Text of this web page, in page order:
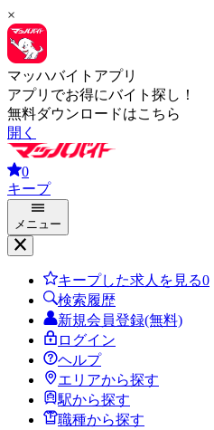
×
マッハバイトアプリ
アプリでお得にバイト探し！
無料ダウンロードはこちら
開く
0
キープ
メニュー
キープした求人を見る0
検索履歴
新規会員登録(無料)
ログイン
ヘルプ
エリアから探す
駅から探す
職種から探す